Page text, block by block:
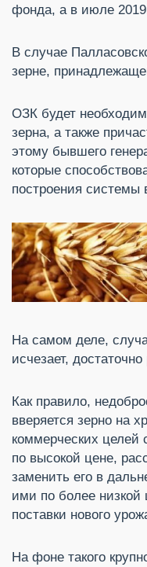
фонда, а в июле
В случае
зерне,
ОЗК будет
зерна, а также
этому бывшего
которые
построения системы
На самом деле,
исчезает, достаточно
Как правило,
вверяется зерно на
коммерческих
по высокой цене,
заменить его в
ими по более низкой
поставки нового
На фоне такого